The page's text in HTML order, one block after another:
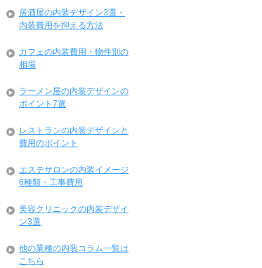
居酒屋の内装デザイン3選・
内装費用を抑える方法
カフェの内装費用・物件別の
相場
ラーメン屋の内装デザインの
ポイント7選
レストランの内装デザインと
費用のポイント
エステサロンの内装イメージ
6種類・工事費用
美容クリニックの内装デザイ
ン3選
他の業種の内装コラム一覧は
こちら